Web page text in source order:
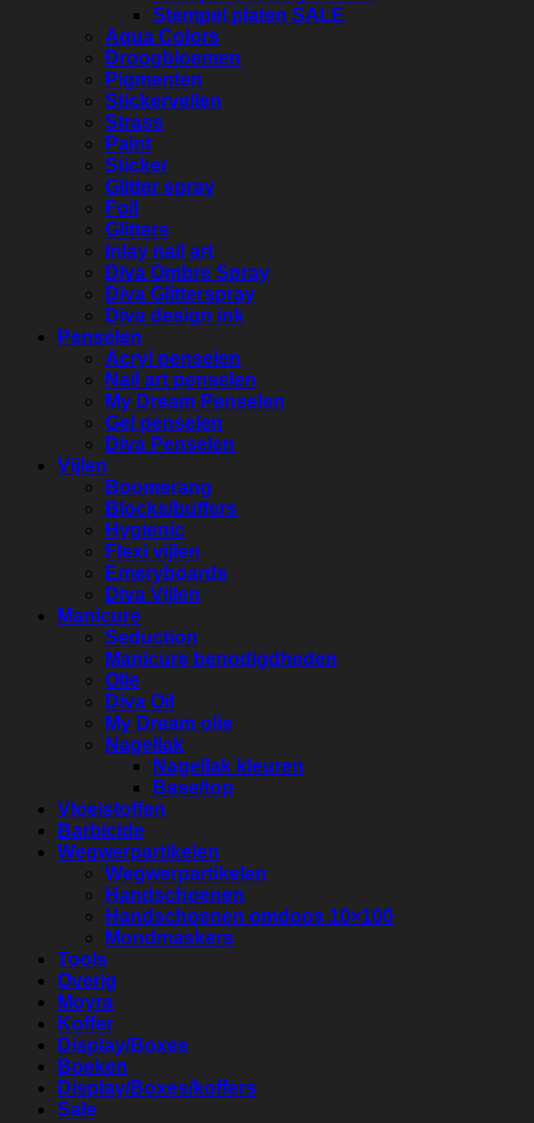
Stempel platen SALE
Aqua Colors
Droogbloemen
Pigmenten
Stickervellen
Strass
Paint
Sticker
Glitter spray
Foil
Glitters
Inlay nail art
Diva Ombre Spray
Diva Glitterspray
Diva design ink
Penselen
Acryl penselen
Nail art penselen
My Dream Penselen
Gel penselen
Diva Penselen
Vijlen
Boomerang
Blocks/buffers
Hygienic
Flexi vijlen
Emeryboards
Diva Vijlen
Manicure
Seduction
Manicure benodigdheden
Olie
Diva Oil
My Dream olie
Nagellak
Nagellak kleuren
Base/top
Vloeistoffen
Barbicide
Wegwerpartikelen
Wegwerpartikelen
Handschoenen
Handschoenen omdoos 10×100
Mondmaskers
Tools
Overig
Moyra
Koffer
Display/Boxes
Boeken
Display/Boxes/koffers
Sale